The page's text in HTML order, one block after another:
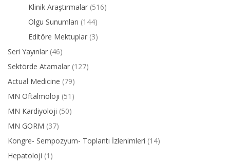
Klinik Araştırmalar (516)
Olgu Sunumları (144)
Editöre Mektuplar (3)
Seri Yayınlar (46)
Sektörde Atamalar (127)
Actual Medicine (79)
MN Oftalmoloji (51)
MN Kardiyoloji (50)
MN GORM (37)
Kongre- Sempozyum- Toplantı İzlenimleri (14)
Hepatoloji (1)